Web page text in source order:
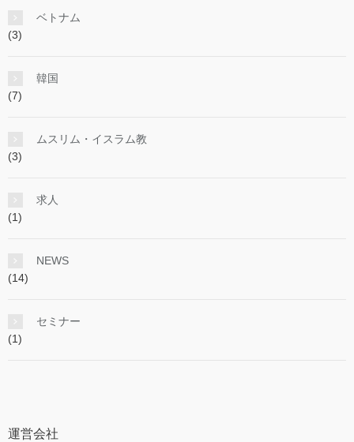
ベトナム
(3)
韓国
(7)
ムスリム・イスラム教
(3)
求人
(1)
NEWS
(14)
セミナー
(1)
運営会社